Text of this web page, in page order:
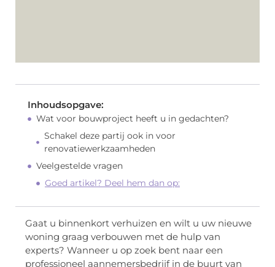
Inhoudsopgave:
Wat voor bouwproject heeft u in gedachten?
Schakel deze partij ook in voor
renovatiewerkzaamheden
Veelgestelde vragen
Goed artikel? Deel hem dan op:
Gaat u binnenkort verhuizen en wilt u uw nieuwe
woning graag verbouwen met de hulp van
experts? Wanneer u op zoek bent naar een
professioneel aannemersbedrijf in de buurt van